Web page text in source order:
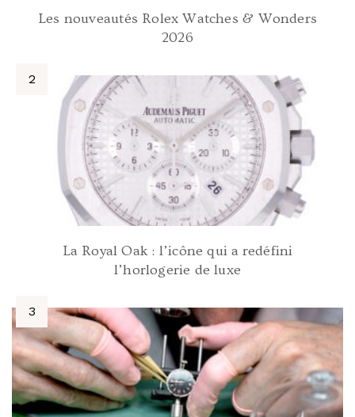
Les nouveautés Rolex Watches & Wonders
2026
La Royal Oak : l’icône qui a redéfini
l’horlogerie de luxe